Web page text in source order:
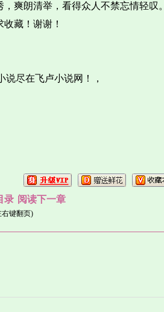
爽朗清举，看得众人不禁忘情轻叹。
藏！谢谢！
尽在飞卢小说网！，
录 阅读下一章
右键翻页)